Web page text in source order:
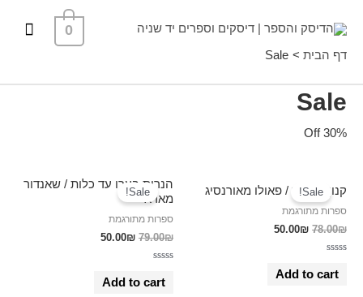
0
דף הבית Sale
Sale
30% Off
Sale!
קנון מהופך / פאולו מאורנסיג
ספרות מתורגמת
78.00₪
50.00₪
out
Add to cart
Sale!
הנרות בערו עד כלות / שאנדור
מאראי
ספרות מתורגמת
79.00₪
50.00₪
out
Add to cart